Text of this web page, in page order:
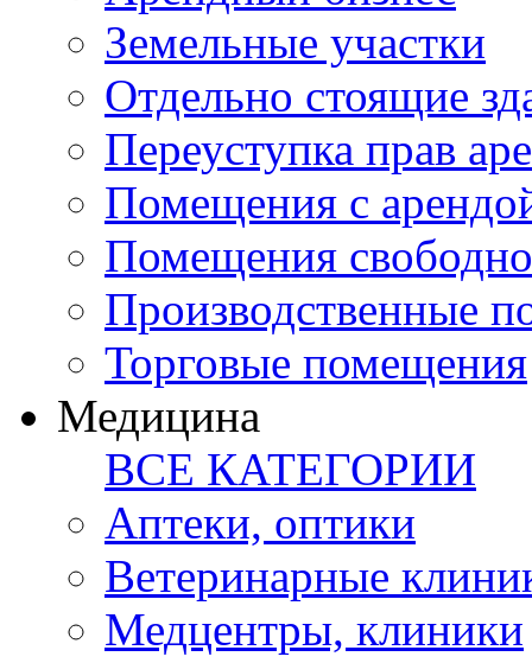
Земельные участки
Отдельно стоящие
Переуступка прав
Помещения с
Помещения
Производственные
Торговые помещения
Медицина
ВСЕ КАТЕГОРИИ
Аптеки, оптики
Ветеринарные
Медцентры, клиники